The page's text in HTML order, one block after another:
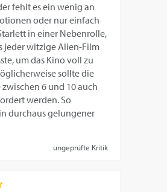
fehlt es ein wenig an
oder nur einfach
in einer Nebenrolle,
jeder witzige Alien-Film
um das Kino voll zu
sollte die
6 und 10 auch
werden. So
durchaus gelungener
ungeprüfte Kritik